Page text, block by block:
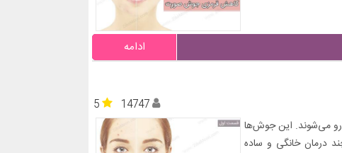
ادامه
5
14747
می‌شوند. این جوش‌ها
درمان خانگی و ساده